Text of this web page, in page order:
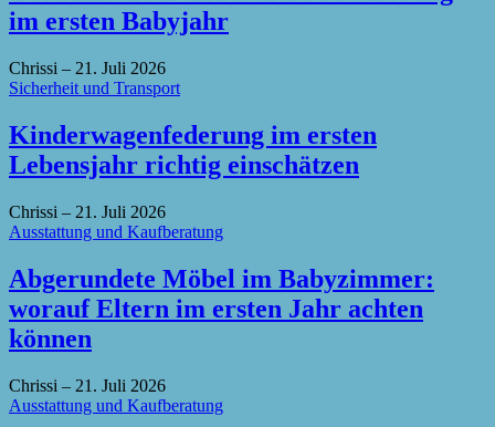
im ersten Babyjahr
Chrissi – 21. Juli 2026
Sicherheit und Transport
Kinderwagenfederung im ersten
Lebensjahr richtig einschätzen
Chrissi – 21. Juli 2026
Ausstattung und Kaufberatung
Abgerundete Möbel im Babyzimmer:
worauf Eltern im ersten Jahr achten
können
Chrissi – 21. Juli 2026
Ausstattung und Kaufberatung